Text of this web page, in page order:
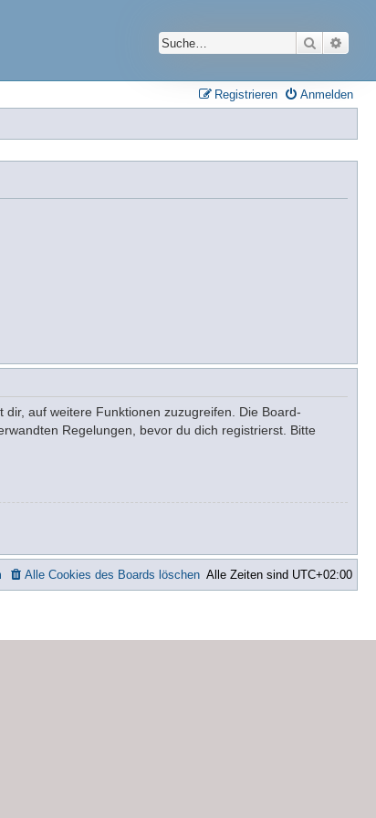
Suche
Anmelden
Registrieren
auf weitere Funktionen zuzugreifen. Die Board-
Regelungen, bevor du dich registrierst. Bitte
Alle Zeiten sind UTC+02:00
Alle Cookies des Boards löschen